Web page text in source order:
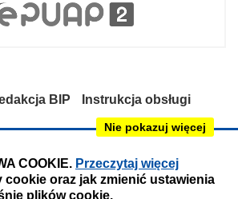
COOKIE. Przeczytaj więcej
cookie oraz jak zmienić ustawienia
plików cookie.
Nie pokazuj więcej
BIP
Instrukcja obsługi